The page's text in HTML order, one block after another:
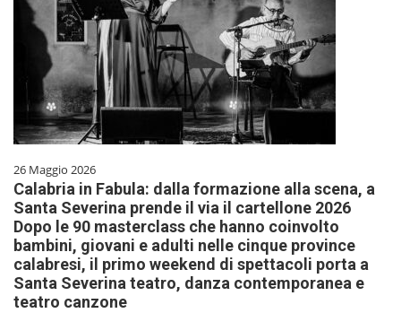
26 Maggio 2026
Calabria in Fabula: dalla formazione alla scena, a
Santa Severina prende il via il cartellone 2026
Dopo le 90 masterclass che hanno coinvolto
bambini, giovani e adulti nelle cinque province
calabresi, il primo weekend di spettacoli porta a
Santa Severina teatro, danza contemporanea e
teatro canzone